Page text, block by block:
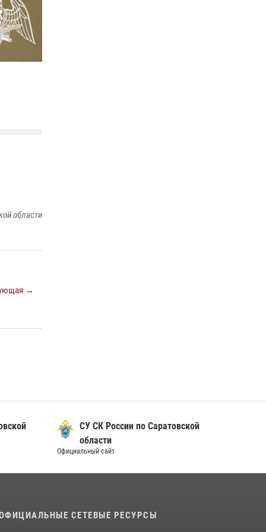
области
→
СУ СК России по Саратовской
области
Официальный сайт
СЕТЕВЫЕ РЕСУРСЫ